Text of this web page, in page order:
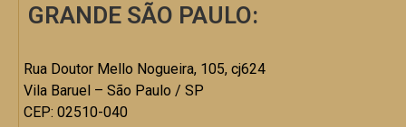
GRANDE SÃO PAULO:
Rua Doutor Mello Nogueira, 105, cj624
Vila Baruel – São Paulo / SP
CEP: 02510-040